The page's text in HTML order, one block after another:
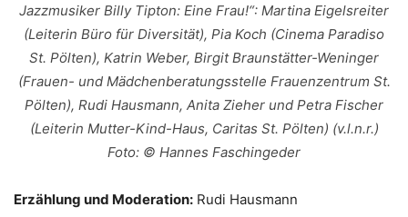
Jazzmusiker Billy Tipton: Eine Frau!“: Martina Eigelsreiter
(Leiterin Büro für Diversität), Pia Koch (Cinema Paradiso
St. Pölten), Katrin Weber, Birgit Braunstätter-Weninger
(Frauen- und Mädchenberatungsstelle Frauenzentrum St.
Pölten), Rudi Hausmann, Anita Zieher und Petra Fischer
(Leiterin Mutter-Kind-Haus, Caritas St. Pölten) (v.l.n.r.)
Foto: © Hannes Faschingeder
Erzählung und Moderation: Rudi Hausmann